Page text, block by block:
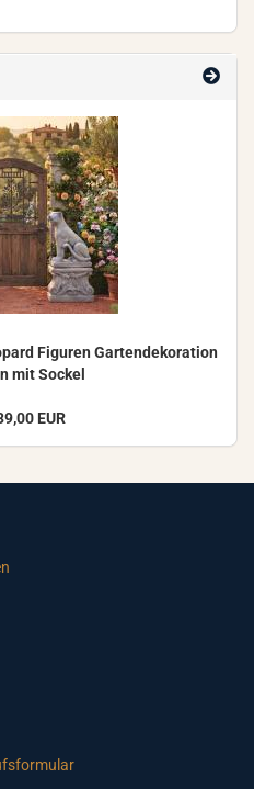
Fi­gu­ren Gar­ten­de­ko­ra­ti­on
mit So­ckel
EUR